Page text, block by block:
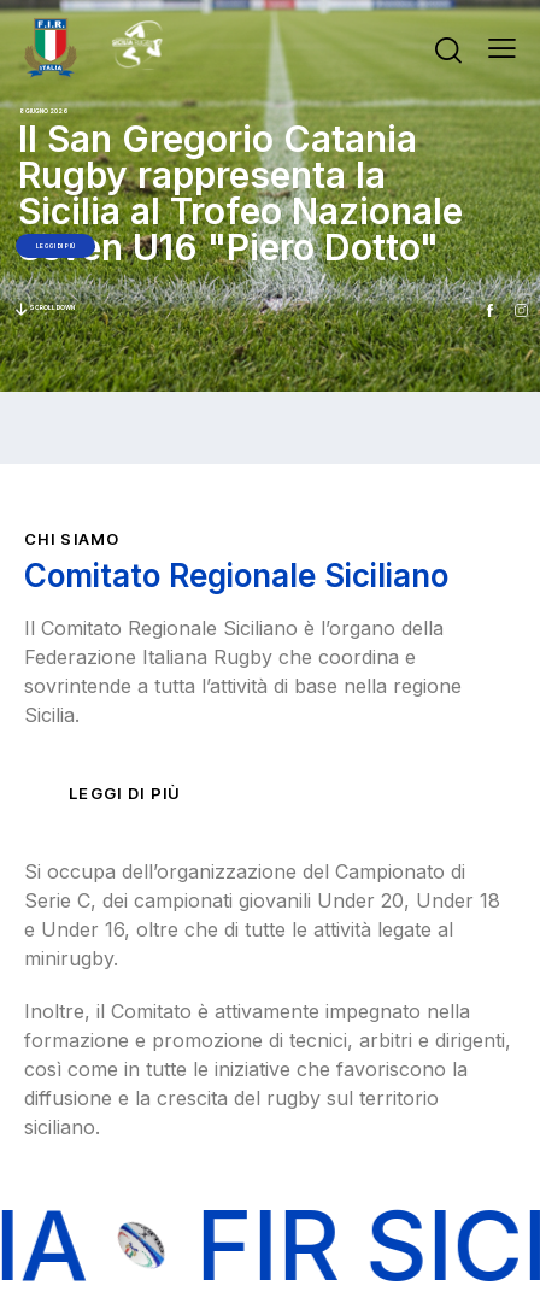
8 GIUGNO 2026
Il San Gregorio Catania
Rugby rappresenta la
Sicilia al Trofeo Nazionale
Seven U16 "Piero Dotto"
LEGGI DI PIÙ
SCROLL DOWN
CHI SIAMO
Comitato Regionale Siciliano
Il Comitato Regionale Siciliano è l’organo della
Federazione Italiana Rugby che coordina e
sovrintende a tutta l’attività di base nella regione
Sicilia.
LEGGI DI PIÙ
Si occupa dell’organizzazione del Campionato di
Serie C, dei campionati giovanili Under 20, Under 18
e Under 16, oltre che di tutte le attività legate al
minirugby.
Inoltre, il Comitato è attivamente impegnato nella
formazione e promozione di tecnici, arbitri e dirigenti,
così come in tutte le iniziative che favoriscono la
diffusione e la crescita del rugby sul territorio
siciliano.
FIR